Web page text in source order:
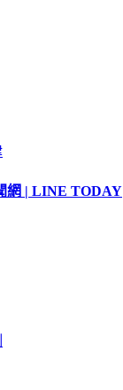
網 | LINE TODAY